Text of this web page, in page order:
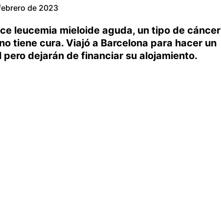
de 2023
leucemia mieloide aguda, un tipo de cáncer
tiene cura. Viajó a Barcelona para hacer un
dejarán de financiar su alojamiento.